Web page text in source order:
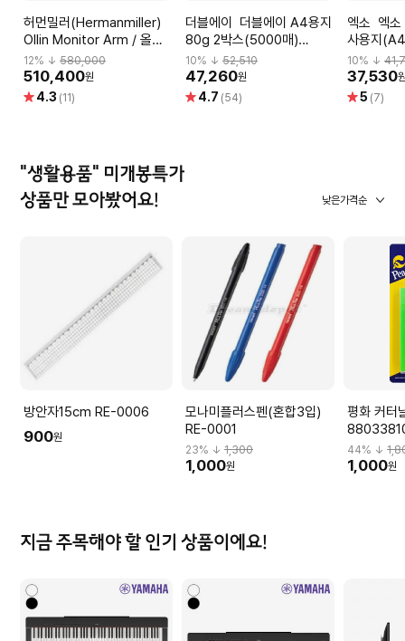
허먼밀러(Hermanmiller)
Ollin Monitor Arm / 올린
모니터암
12% ↓ 580,000
510,400원
별 4.3 (11)
더블에이 더블에이 A4용지
80g 2박스(5000매)
Double A
10% ↓52,510
47,260원
별 4.7 (54)
엑소 엑소 큐트베어 A4 복
사용지
10% ↓
37,530
별5 (7)
"생활용품" 미개봉특가
상품만 모아봤어요!
낮은가격순
방안자15cm RE-0006
900원
모나미플러스펜(혼합3입)
RE-0001
23% ↓1,300
1,000원
평화 커터
44% ↓
1,000원
지금 주목해야 할 인기 상품이에요!